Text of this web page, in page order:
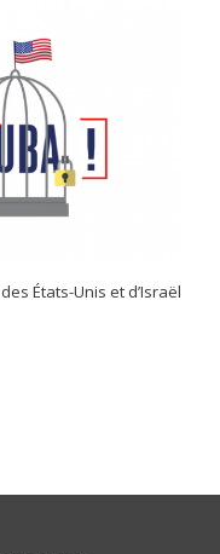
États-Unis et d’Israël